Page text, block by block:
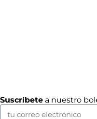
Suscríbete a nuestro